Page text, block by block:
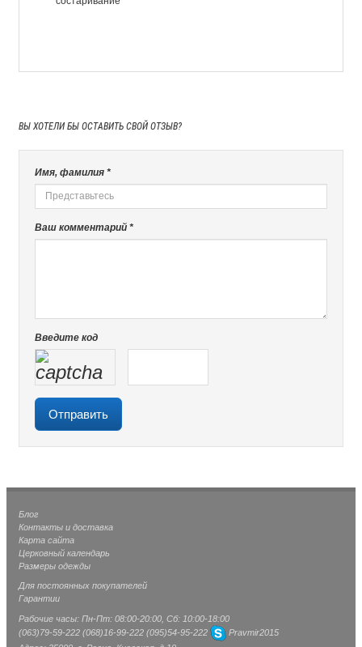
ВЫ ХОТЕЛИ БЫ ОСТАВИТЬ СВОЙ ОТЗЫВ?
Имя, фамилия *
Ваш комментарий *
Введите код
Блог
Контакты и доставка
Карта сайта
Церковный календарь
Размеры одежды
Для постоянных покупателей
Гарантии
Рабочие часы: Пн-Пт: 08:00-20:00, Сб: 10:00-18:00
(063)79-59-222 (068) 16-99-222 (095)54-95-222
Pravmir2015